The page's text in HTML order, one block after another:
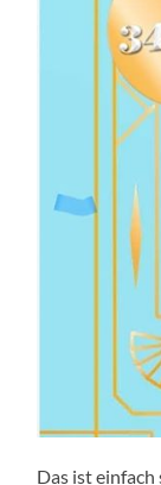
Das ist